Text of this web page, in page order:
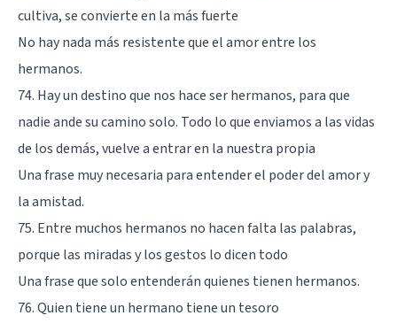
cultiva, se convierte en la más fuerte
No hay nada más resistente que el amor entre los
hermanos.
74. Hay un destino que nos hace ser hermanos, para que
nadie ande su camino solo. Todo lo que enviamos a las vidas
de los demás, vuelve a entrar en la nuestra propia
Una frase muy necesaria para entender el poder del amor y
la amistad.
75. Entre muchos hermanos no hacen falta las palabras,
porque las miradas y los gestos lo dicen todo
Una frase que solo entenderán quienes tienen hermanos.
76. Quien tiene un hermano tiene un tesoro